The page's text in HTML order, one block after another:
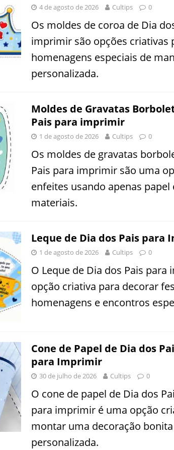
4 de agosto de 2026 Cultips 0
Os moldes de coroa de Dia
imprimir são opções criativas
homenagens especiais de
personalizada.
Moldes de Gravatas
Pais para imprimir
1 de agosto de 2026 Cultips 0
Os moldes de gravatas
Pais para imprimir são uma
enfeites usando apenas papel
materiais.
Leque de Dia dos Pais para
1 de agosto de 2026 Cultips 0
O Leque de Dia dos Pais
opção criativa para decorar
homenagens e encontros
Cone de Papel de Dia dos
para Imprimir
30 de julho de 2026 Cultips 0
O cone de papel de Dia dos
para imprimir é uma opção
montar uma decoração
personalizada.